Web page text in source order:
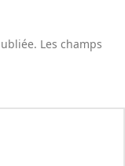
Les champs